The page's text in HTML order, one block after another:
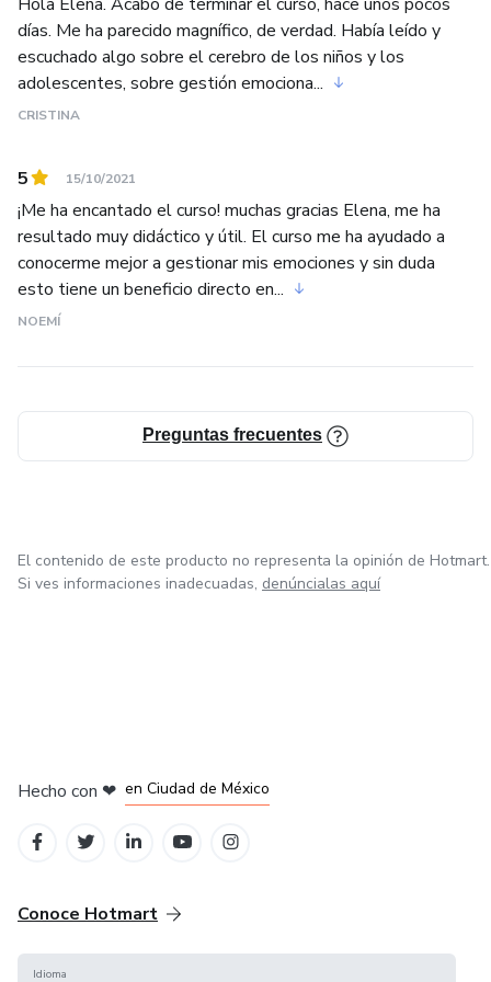
Gracias por estar ahí.
días. Me ha parecido magnífico, de verdad. Había leído y
escuchado algo sobre el cerebro de los niños y los
adolescentes, sobre gestión emociona...
CRISTINA
5 15/10/2021
¡Me ha encantado el curso! muchas gracias Elena, me ha
resultado muy didáctico y útil. El curso me ha ayudado a
conocerme mejor a gestionar mis emociones y sin duda
esto tiene un beneficio directo en...
NOEMÍ
Preguntas frecuentes
El contenido de este producto no representa la opinión de Hotmart.
Si ves informaciones inadecuadas, denúncialas aquí
Hecho con ❤ en Ciudad de México
Conoce Hotmart
Idioma